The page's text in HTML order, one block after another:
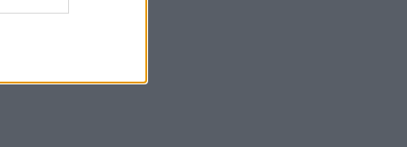
y del